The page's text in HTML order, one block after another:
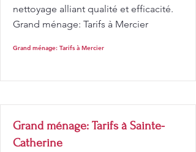
nettoyage alliant qualité et efficacité.
Grand ménage: Tarifs à Mercier
Grand ménage: Tarifs à Mercier
Grand ménage: Tarifs à Sainte-
Catherine